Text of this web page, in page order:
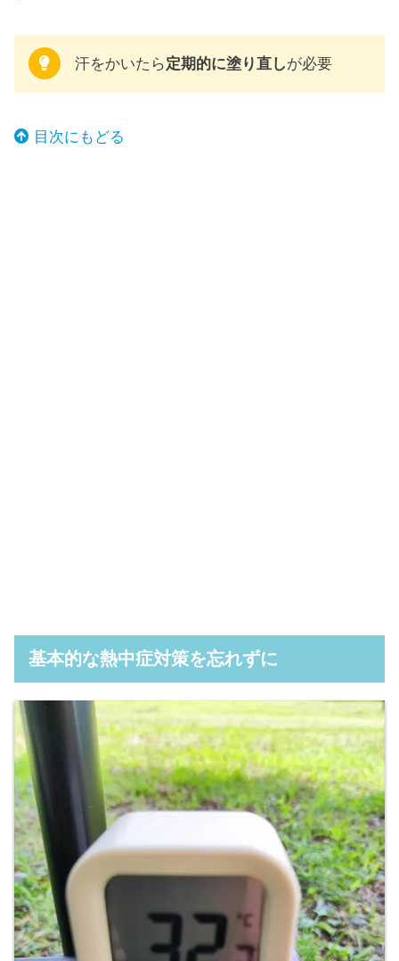
汗をかいたら定期的に塗り直しが必要
目次にもどる
基本的な熱中症対策を忘れずに